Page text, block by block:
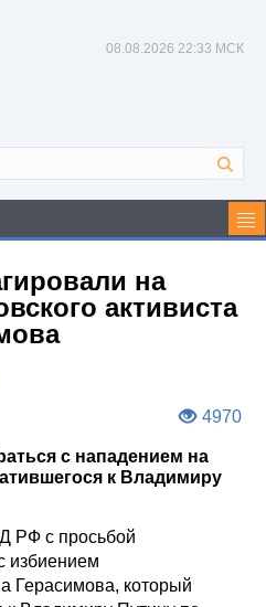
08.08.2026 22:33 МСК
на
активиста
4970
с нападением на
к Владимиру
РФ с просьбой
избиением
Герасимова, который